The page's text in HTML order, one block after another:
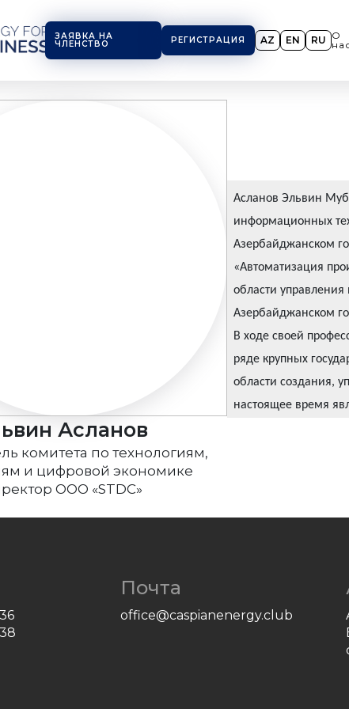
ЗАЯВКА НА
ЧЛЕНСТВО РЕГИСТРАЦИЯ AZ EN RU О
Асланов
комитета по технологиям,
и цифровой экономике
ООО «STDC»
Асланов Эльвин
информационных
Азербайджанском
«Автоматизация
области
Азербайджанском
В ходе своей
ряде крупных
области создания,
настоящее время
Почта
office@caspianenergy.club